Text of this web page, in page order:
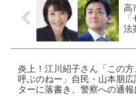
高
法
炎上！江川紹子さん「この方
呼ぶのねー」自民・山本朋広
ターに落書き、警察への通報